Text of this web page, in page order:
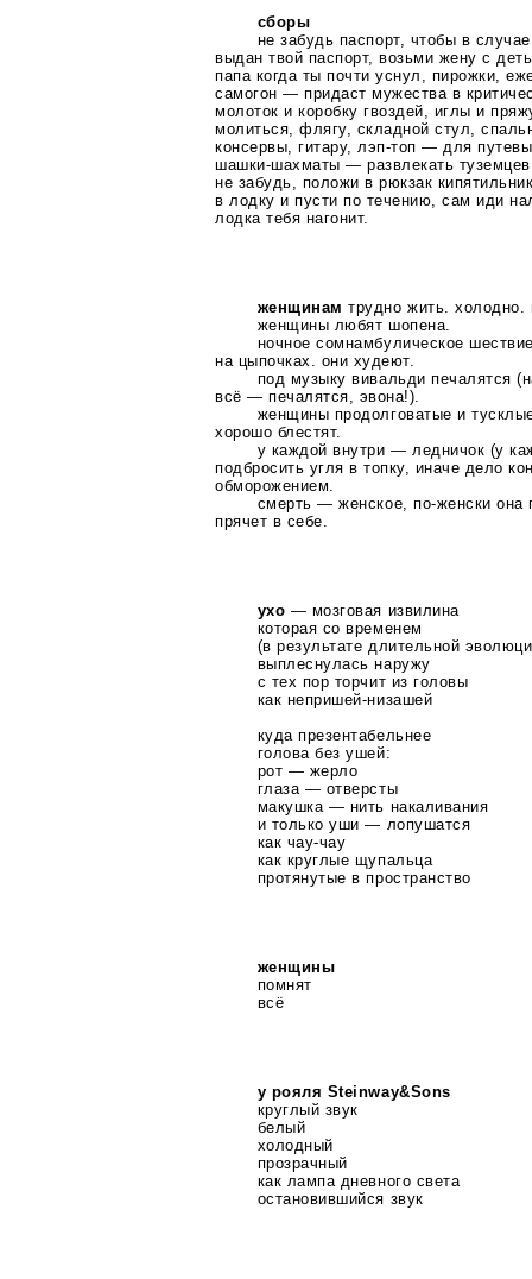
сборы
не забудь паспорт, чтобы в
выдан твой паспорт, возьми жену с
папа когда ты почти уснул, пирожки,
самогон — придаст мужества в
молоток и коробку гвоздей, иглы и
молиться, флягу, складной стул,
консервы, гитару, лэп-топ — для
шашки-шахматы — развлекать
не забудь, положи в рюкзак
в лодку и пусти по течению, сам иди
лодка тебя нагонит.
женщинамтрудно жить. холодно.
женщины любят шопена.
ночное сомнамбулическое
на цыпочках. они худеют.
под музыку вивальди печалятся
всё — печалятся, эвона!).
женщины продолговатые и
хорошо блестят.
у каждой внутри — ледничок (у
подбросить угля в топку, иначе дело
обморожением.
смерть — женское,по-женски она
прячет в себе.
ухо — мозговая извилина
которая со временем
(в результате длительной
выплеснулась наружу
с тех пор торчит из головы
как непришей-низашей
куда презентабельнее
голова без ушей:
рот — жерло
глаза — отверсты
макушка — нить накаливания
и только уши — лопушатся
как чау-чау
как круглые щупальца
протянутые в пространство
женщины
помнят
всё
у рояля Steinway&Sons
круглый звук
белый
холодный
прозрачный
как лампа дневного света
остановившийся звук